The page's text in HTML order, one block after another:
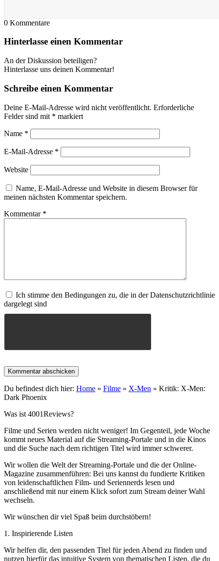
0 Kommentare
Hinterlasse einen Kommentar
An der Diskussion beteiligen?
Hinterlasse uns deinen Kommentar!
Schreibe einen Kommentar
Deine E-Mail-Adresse wird nicht veröffentlicht. Erforderliche
Felder sind mit * markiert
Name *
E-Mail-Adresse *
Website
Name, E-Mail-Adresse und Website in diesem Browser für
meinen nächsten Kommentar speichern.
Kommentar *
Ich stimme den Bedingungen zu, die in der Datenschutzrichtlinie
dargelegt sind
Du befindest dich hier: Home » Filme » X-Men » Kritik: X-Men:
Dark Phoenix
Was ist 4001Reviews?
Filme und Serien werden nicht weniger! Im Gegenteil, jede Woche
kommt neues Material auf die Streaming-Portale und in die Kinos
und die Suche nach dem richtigen Titel wird immer schwerer.
Wir wollen die Welt der Streaming-Portale und die der Online-
Magazine zusammenführen: Bei uns kannst du fundierte Kritiken
von leidenschaftlichen Film- und Seriennerds lesen und
anschließend mit nur einem Klick sofort zum Stream deiner Wahl
wechseln.
Wir wünschen dir viel Spaß beim durchstöbern!
1. Inspirierende Listen
Wir helfen dir, den passenden Titel für jeden Abend zu finden und
nutzen hierfür das intuitive System von thematischen Listen, die du